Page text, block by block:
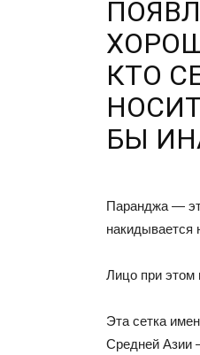
КТО
БЫ
Паранджа —
накидывается
Лицо при этом
Эта сетка
Средней Азии